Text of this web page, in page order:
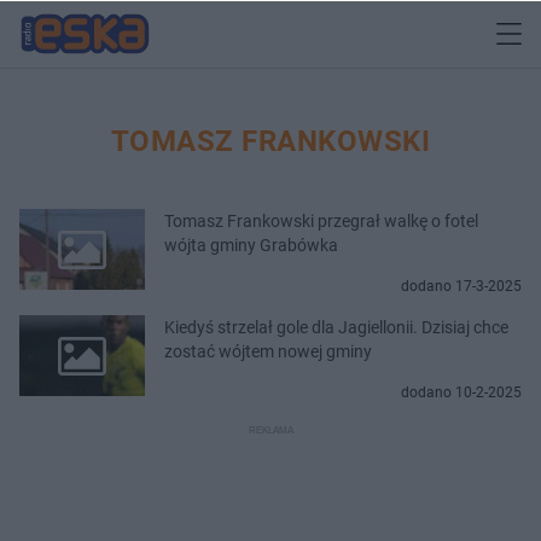
TOMASZ FRANKOWSKI
Tomasz Frankowski przegrał walkę o fotel
wójta gminy Grabówka
dodano 17-3-2025
Kiedyś strzelał gole dla Jagiellonii. Dzisiaj chce
zostać wójtem nowej gminy
dodano 10-2-2025